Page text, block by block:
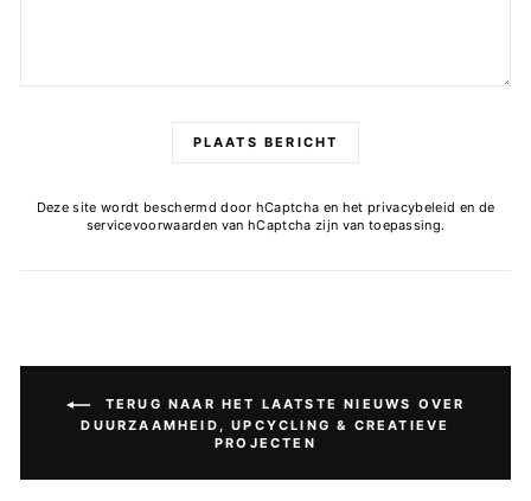
PLAATS BERICHT
Deze site wordt beschermd door hCaptcha en hetprivacybeleid en de
servicevoorwaarden van hCaptcha zijn van toepassing.
TERUG NAAR HET LAATSTE NIEUWS OVER
DUURZAAMHEID, UPCYCLING & CREATIEVE
PROJECTEN